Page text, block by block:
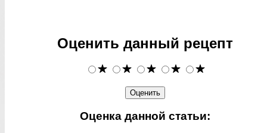
Оценить данный рецепт
Оценка данной статьи: